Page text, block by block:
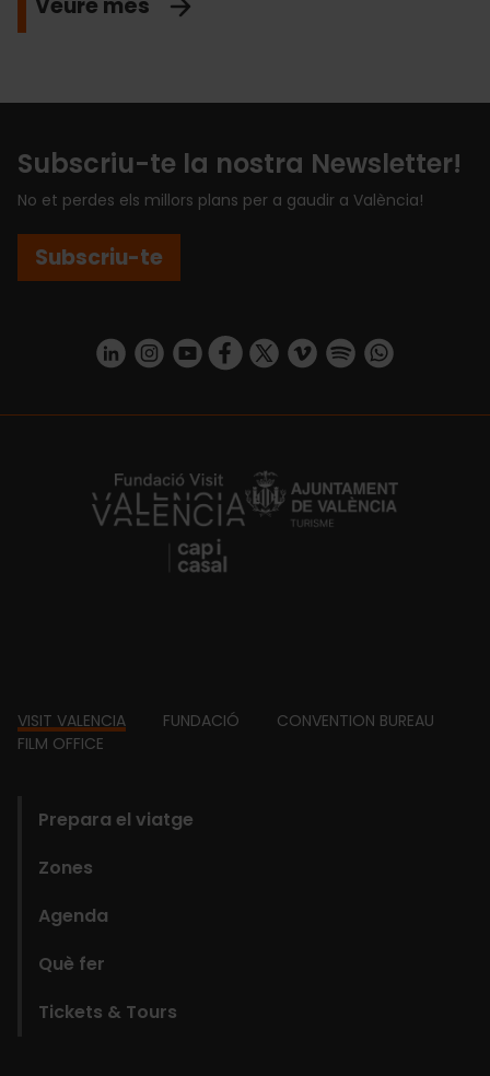
Veure més
Subscriu-te la nostra Newsletter!
No et perdes els millors plans per a gaudir a València!
Subscriu-te
https://www.linkedin.com/company/turismo-valencia/mycompany/
https://www.instagram.com/visit_valencia/
https://www.youtube.com/user/
https://www.facebook.com/
https://twitter.com/
https://vimeo.com/
https://https://api.whatsapp.com/
https://fundacion.visitvalencia.com/
Footer
VISIT VALENCIA FUNDACIÓ
CONVENTION BUREAU
FILM OFFICE
Prepara el viatge
Zones
Agenda
Què fer
Tickets & Tours